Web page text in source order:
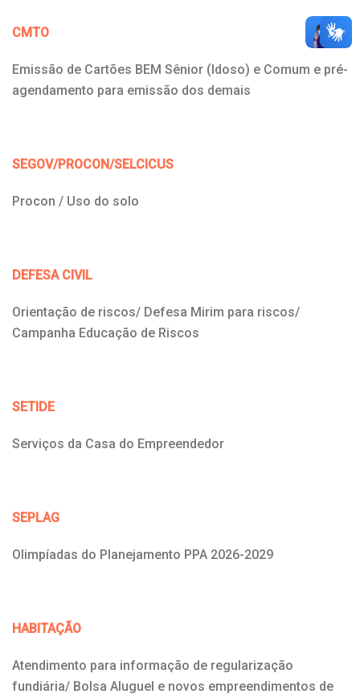
CMTO
Emissão de Cartões BEM Sênior (Idoso) e Comum e pré-
agendamento para emissão dos demais
SEGOV/PROCON/SELCICUS
Procon / Uso do solo
DEFESA CIVIL
Orientação de riscos/ Defesa Mirim para riscos/
Campanha Educação de Riscos
SETIDE
Serviços da Casa do Empreendedor
SEPLAG
Olimpíadas do Planejamento PPA 2026-2029
HABITAÇÃO
Atendimento para informação de regularização
fundiária/ Bolsa Aluguel e novos empreendimentos de